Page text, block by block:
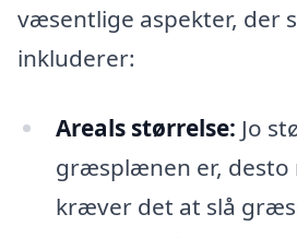
væsentlige aspekter, der
inkluderer:
Areals størrelse: Jo
græsplænen er, desto
kræver det at slå